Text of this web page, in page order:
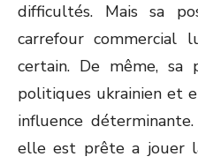
difficultés. Mais sa
carrefour commercial
certain. De même, sa
politiques ukrainien et
influence
elle est prête a jouer